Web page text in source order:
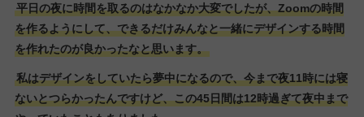
平日の夜に時間を取るのはなかなか大変でしたが、Zoomの時間
を作るようにして、できるだけみんなと一緒にデザインする時間
を作れたのが良かったなと思います。
私はデザインをしていたら夢中になるので、今まで夜11時には寝
ないとつらかったんですけど、この45日間は12時過ぎて夜中まで